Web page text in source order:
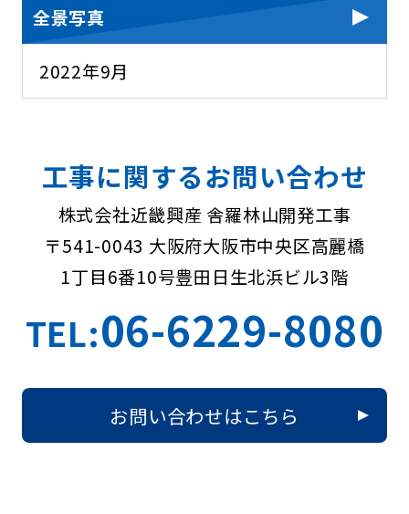
全景写真
2022年9月
工事に関するお問い合わせ
株式会社近畿興産 舎羅林山開発工事
〒541-0043 大阪府大阪市中央区高麗橋
1丁目6番10号豊田日生北浜ビル3階
TEL:06-6229-8080
お問い合わせはこちら